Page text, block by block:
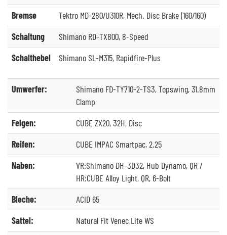
Bremse
Tektro MD-280/U310R, Mech. Disc Brake (160/160)
Schaltung
Shimano RD-TX800, 8-Speed
Schalthebel
Shimano SL-M315, Rapidfire-Plus
Umwerfer:
Shimano FD-TY710-2-TS3, Topswing, 31.8mm
Clamp
Felgen:
CUBE ZX20, 32H, Disc
Reifen:
CUBE IMPAC Smartpac, 2.25
Naben:
VR:Shimano DH-3D32, Hub Dynamo, QR /
HR:CUBE Alloy Light, QR, 6-Bolt
Bleche:
ACID 65
Sattel:
Natural Fit Venec Lite WS